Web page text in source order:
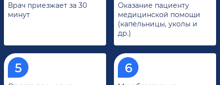
Врач приезжает за 30
минут
Оказание пациенту
медицинской помощи
(капельницы, уколы и
др.)